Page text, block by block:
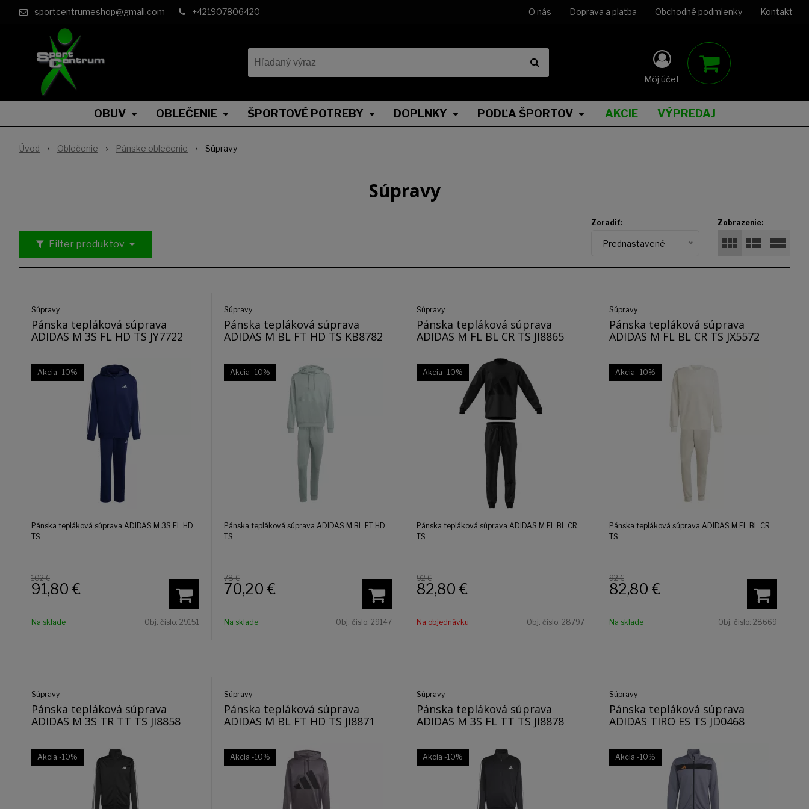
sportcentrumeshop@gmail.com +421907806420 O nás Doprava a platba Obchodné podmienky Kontakt
Môj účet
OBUV OBLEČENIE ŠPORTOVÉ POTREBY DOPLNKY PODĽA ŠPORTOV AKCIE VÝPREDAJ
Úvod Oblečenie Pánske oblečenie Súpravy
Súpravy
Filter produktov
Zobrazenie:
Zoradiť:
Prednastavené
Súpravy
Pánska tepláková súprava
ADIDAS M 3S FL HD TS JY7722
Akcia -10%
Pánska tepláková súprava ADIDAS M 3S FL HD
TS
102 €
91,80 €
Na sklade Obj. čislo: 29151
Súpravy
Pánska tepláková súprava
ADIDAS M BL FT HD TS KB8782
Akcia -10%
Pánska tepláková súprava ADIDAS M BL FT HD
TS
78 €
70,20 €
Na sklade Obj. čislo: 29147
Súpravy
Pánska tepláková súprava
ADIDAS M FL BL CR TS JI8865
Akcia -10%
Pánska tepláková súprava ADIDAS M FL BL CR
TS
92 €
82,80 €
Na objednávku Obj. čislo: 28797
Súpravy
Pánska tepláková súprava
ADIDAS M FL BL CR TS JX5572
Akcia -10%
Pánska tepláková súprava ADIDAS M FL BL CR
TS
92 €
82,80 €
Na sklade Obj. čislo: 28669
Súpravy
Pánska tepláková súprava
ADIDAS M 3S TR TT TS JI8858
Akcia -10%
Súpravy
Pánska tepláková súprava
ADIDAS M BL FT HD TS JI8871
Akcia -10%
Súpravy
Pánska tepláková súprava
ADIDAS M 3S FL TT TS JI8878
Akcia -10%
Súpravy
Pánska tepláková súprava
ADIDAS TIRO ES TS JD0468
Akcia -10%